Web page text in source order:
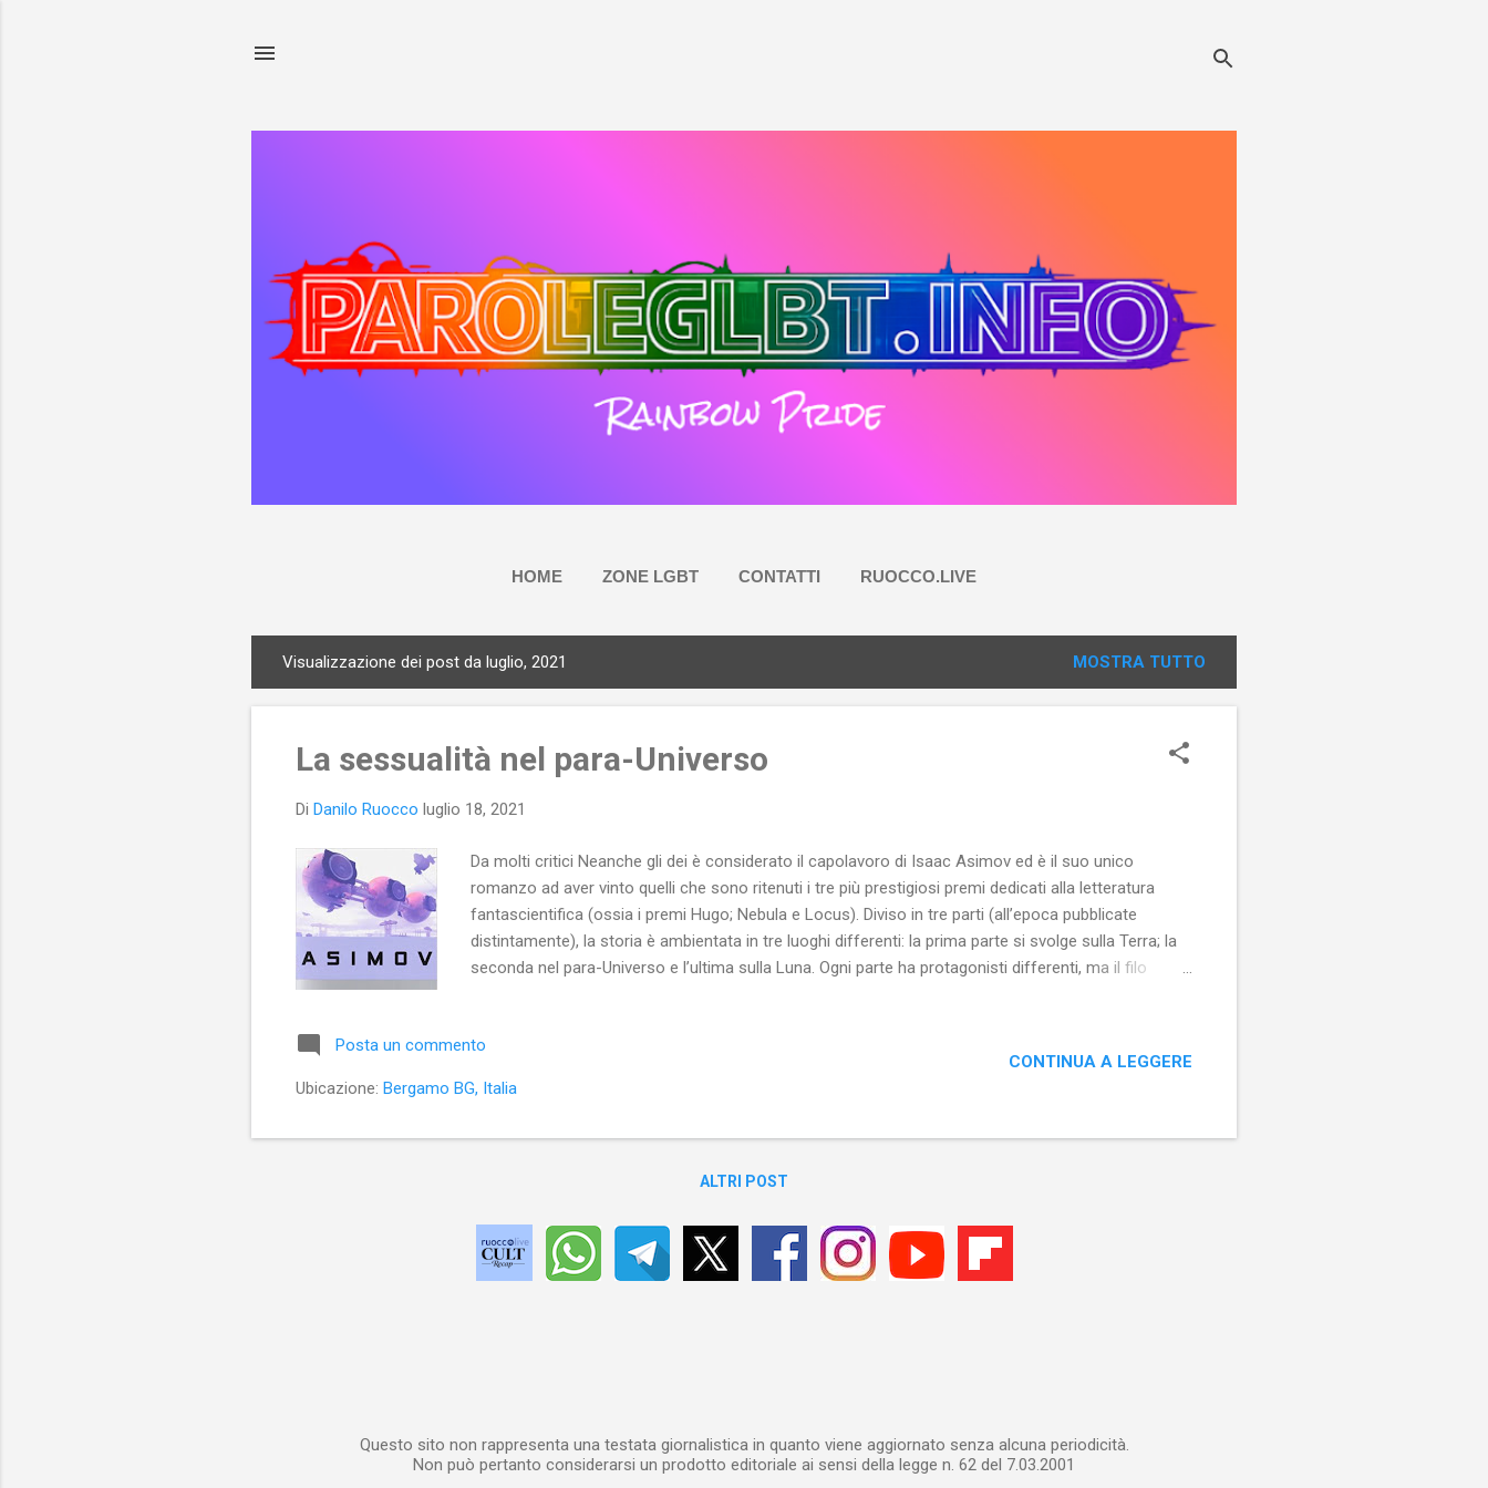
HOME ZONE LGBT CONTATTI RUOCCO.LIVE
o
Visualizzazione dei post da luglio, 2021 MOSTRA TUTTO
La sessualità nel para-Universo
Di Danilo Ruocco luglio 18, 2021
Da molti critici Neanche gli dei è considerato il capolavoro di Isaac Asimov ed è il suo unico
romanzo ad aver vinto quelli che sono ritenuti i tre più prestigiosi premi dedicati alla letteratura
fantascientifica (ossia i premi Hugo; Nebula e Locus). Diviso in tre parti (all’epoca pubblicate
distintamente), la storia è ambientata in tre luoghi differenti: la prima parte si svolge sulla Terra; la
seconda nel para-Universo e l’ultima sulla Luna. Ogni parte ha protagonisti differenti, ma il filo
Asimov, di un diverso modo di concepire la sessualità sia nel para-Universo e sia sulla Luna. Sul
nostro satellite vige una sessualità eterosessuale disinvolta e disinibita, tanto che i Lunariti
praticano il nudismo e mantengono relazioni di coppia (anche con i Terrestri immigrati) prive di...
Posta un commento
Ubicazione: Bergamo BG, Italia
CONTINUA A LEGGERE
ALTRI POST
Questo sito non rappresenta una testata giornalistica in quanto viene aggiornato senza alcuna periodicità.
Non può pertanto considerarsi un prodotto editoriale ai sensi della legge n. 62 del 7.03.2001